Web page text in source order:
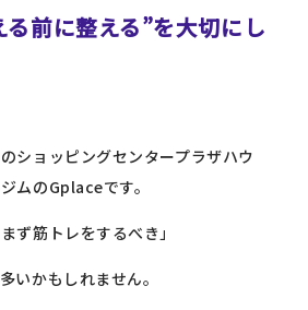
前に整える”を大切にし
ショッピングセンタープラザハウ
ムのGplaceです。
ず筋トレをするべき」
いかもしれません。